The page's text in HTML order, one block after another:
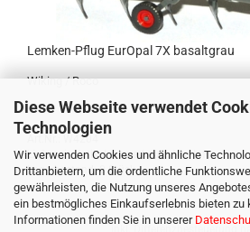
Diese Webseite verwendet
Technologien
Wir verwenden Cookies und ähnliche
Drittanbietern, um die ordentliche
gewährleisten, die Nutzung unseres
ein bestmögliches Einkaufserlebnis bieten zu
Informationen finden Sie in unserer
Lemken-​​Pflug Eu­rO­pal 7X ba­salt­grau
Wi­king / Roco
Art.Nr.: W4204
Lieferzeit: Artikel ausverkauft. Nur Info.
Lagerbestand: 0 Stück
inkl. Differenzbesteuerung